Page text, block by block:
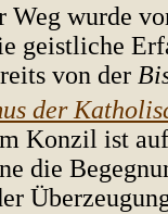
Weg wurde
geistliche
von der
der
Konzil ist
die